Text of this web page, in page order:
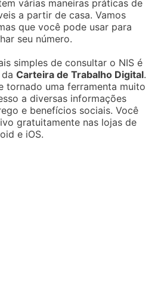
várias maneiras práticas de
a partir de casa. Vamos
que você pode usar para
seu número.
simples de consultar o NIS é
daCarteira de Trabalho Digital.
tornado uma ferramenta muito
a diversas informações
e benefícios sociais. Você
gratuitamente nas lojas de
e iOS.